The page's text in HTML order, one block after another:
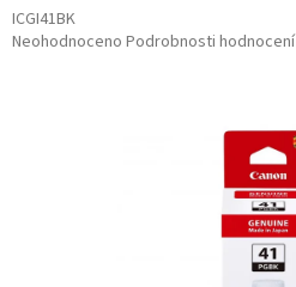
ICGI41BK
Průměrné
Neohodnoceno Podrobnosti hodnocení